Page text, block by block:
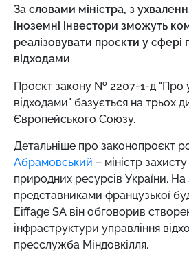
За словами міністра, з
іноземні інвестори зможуть
реалізовувати проєкти у
відходами
Проєкт закону № 2207-1-д "Про
відходами" базується на трьох
Європейського Союзу.
Детальніше про законопроєкт
Абрамовський – міністр
природних ресурсів України. На
представниками французької
Eiffage SA він обговорив
інфраструктури управління
пресслужба Міндовкілля.